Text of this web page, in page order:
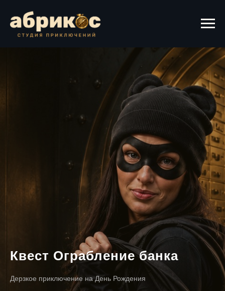
Квест Ограбление банка
Дерзкое приключение на День Рождения